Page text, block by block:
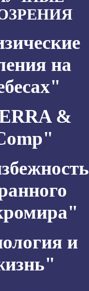
на
&
и